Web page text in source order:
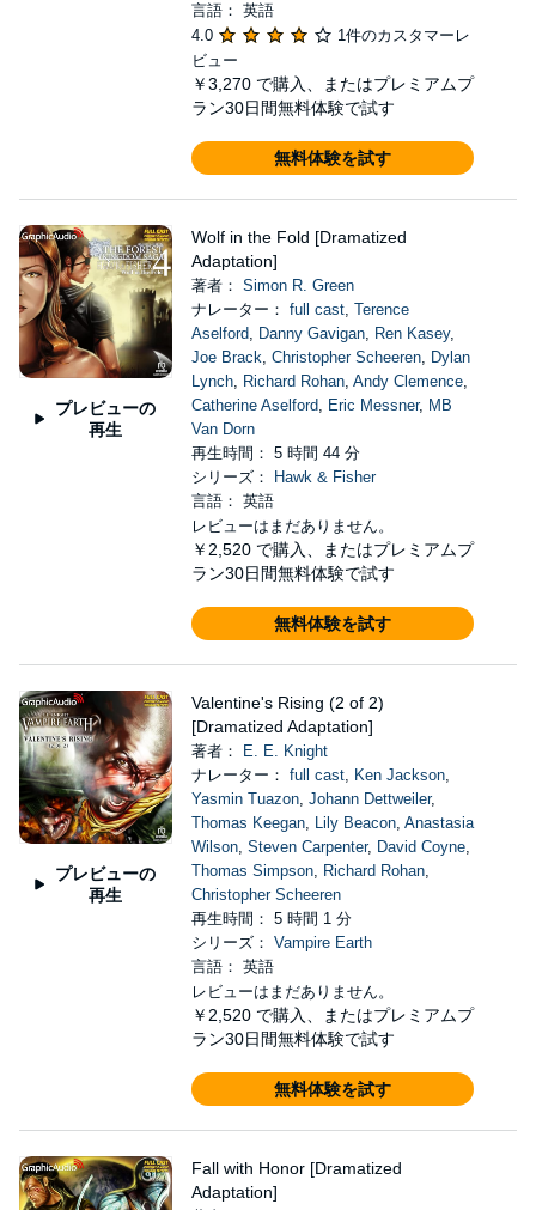
言語： 英語
4.0
1件のカスタマーレ
ビュー
￥3,270 で購入、またはプレミアムプ
ラン30日間無料体験で試す
無料体験を試す
プレビューの
再生
Wolf in the Fold [Dramatized
Adaptation]
著者： Simon R. Green
ナレーター： full cast, Terence
Aselford, Danny Gavigan, Ren Kasey,
Joe Brack, Christopher Scheeren, Dylan
Lynch, Richard Rohan, Andy Clemence,
Catherine Aselford, Eric Messner, MB
Van Dorn
再生時間： 5 時間 44 分
シリーズ：
Hawk & Fisher
言語： 英語
レビューはまだありません。
￥2,520 で購入、またはプレミアムプ
ラン30日間無料体験で試す
無料体験を試す
プレビューの
再生
Valentine's Rising (2 of 2)
[Dramatized Adaptation]
著者：
E. E. Knight
ナレーター： full cast, Ken Jackson,
Yasmin Tuazon, Johann Dettweiler,
Thomas Keegan, Lily Beacon, Anastasia
Wilson, Steven Carpenter, David Coyne,
Thomas Simpson, Richard Rohan,
Christopher Scheeren
再生時間： 5 時間 1 分
シリーズ： Vampire Earth
言語： 英語
レビューはまだありません。
￥2,520 で購入、またはプレミアムプ
ラン30日間無料体験で試す
無料体験を試す
Fall with Honor [Dramatized
Adaptation]